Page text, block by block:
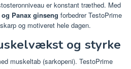
er konstant træthed. Med
Panax ginseng forbedrer TestoPrime
og motiveret hele dagen.
og styrke
muskeltab (sarkopeni). TestoPrime